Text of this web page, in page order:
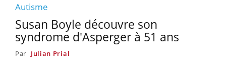
Autisme
Susan Boyle découvre son
syndrome d'Asperger à 51 ans
Par Julian Prial